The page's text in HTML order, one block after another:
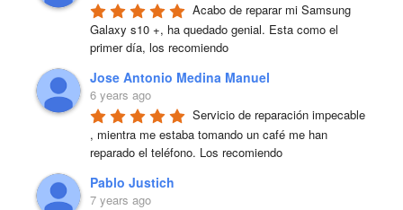
Acabo de reparar mi Samsung
Galaxy s10 +, ha quedado genial. Esta como el
primer día, los recomiendo
Jose Antonio Medina Manuel
6 years ago
Servicio de reparación impecable
, mientra me estaba tomando un café me han
reparado el teléfono. Los recomiendo
Pablo Justich
7 years ago